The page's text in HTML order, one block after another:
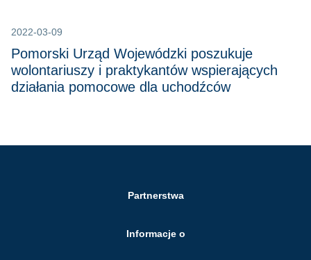
2022-03-09
Pomorski Urząd Wojewódzki poszukuje
wolontariuszy i praktykantów wspierających
działania pomocowe dla uchodźców
Partnerstwa
Informacje o